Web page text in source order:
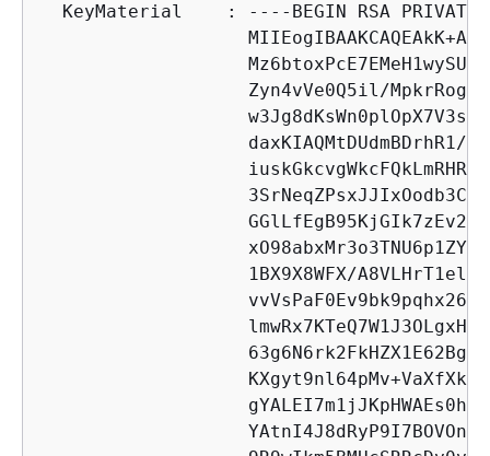
KeyMaterial    : ----BEGIN RSA PRIVATE
Zyn4vVe0Q5il/
daxKIAQMtDUdmBDrhR1/
1BX9X8WFX/